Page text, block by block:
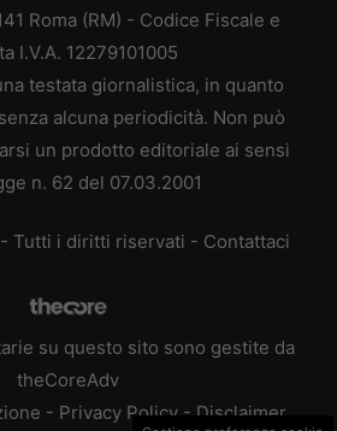
Roma (RM) - Codice Fiscale e
I.V.A. 12279101005
testata giornalistica, in quanto
alcuna periodicità. Non può
un prodotto editoriale ai sensi
n. 62 del 07.03.2001
Tutti i diritti riservati - Contattaci
su questo sito sono gestite da
theCoreAdv
- Privacy Policy - Disclaimer